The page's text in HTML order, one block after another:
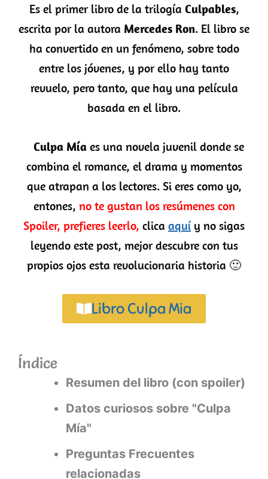
Es el primer libro de la trilogía Culpables,
escrita por la autora Mercedes Ron. El libro se
ha convertido en un fenómeno, sobre todo
entre los jóvenes, y por ello hay tanto
revuelo, pero tanto, que hay una película
basada en el libro.
Culpa Míaes una novela juvenil donde se
combina el romance, el drama y momentos
que atrapan a los lectores. Si eres como yo,
entones, no te gustan los resúmenes con
Spoiler, prefieres leerlo, clica aquíy no sigas
leyendo este post, mejor descubre con tus
propios ojos esta revolucionaria historia 🙂
Libro Culpa Mia
Índice
Resumen del libro (con spoiler)
Datos curiosos sobre "Culpa
Mía"
Preguntas Frecuentes
relacionadas